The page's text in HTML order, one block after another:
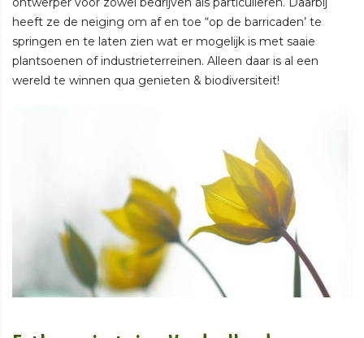
heeft ze de neiging om af en toe “op de barricaden’ te
springen en te laten zien wat er mogelijk is met saaie
plantsoenen of industrieterreinen. Alleen daar is al een
wereld te winnen qua genieten & biodiversiteit!